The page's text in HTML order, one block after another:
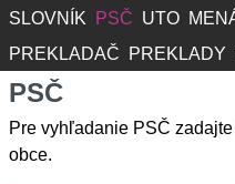
SLOVNÍK PSČ UTO
PREKLADAČ
PREKLADY
PSČ
Pre vyhľadanie PSČ
obce.